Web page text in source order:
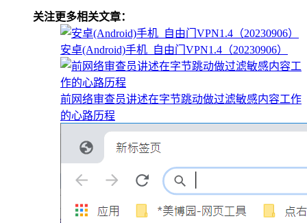
关注更多相关文章：
安卓(Android)手机_自由门VPN1.4（20230906）
前网络审查员讲述在字节跳动做过滤敏感内容工作
的心路历程